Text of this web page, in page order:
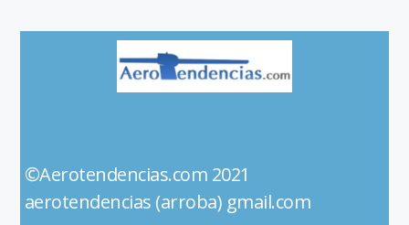
©Aerotendencias.com 2021
aerotendencias (arroba) gmail.com